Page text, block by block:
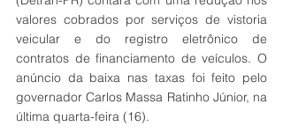
valores cobrados por serviços de vistoria
veicular e do registro eletrônico de
contratos de financiamento de veículos. O
anúncio da baixa nas taxas foi feito pelo
governador Carlos Massa Ratinho Júnior, na
última quarta-feira (16).